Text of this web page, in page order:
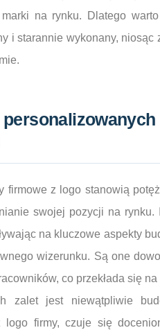
na rynku. Dlatego
i starannie wykonany,
firmowe z logo stanowią
swojej pozycji na
na kluczowe aspekty
wizerunku. Są one
co przekłada się
zalet jest niewątpliwie
logo firmy, czuje się